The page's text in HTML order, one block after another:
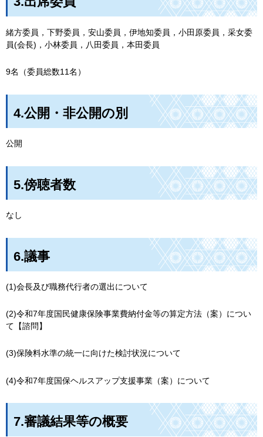
緒方委員，下野委員，安山委員，伊地知委員，小田原委員，采女委
員(会長)，小林委員，八田委員，本田委員
9名（委員総数11名）
4.公開・非公開の別
公開
5.傍聴者数
なし
6.議事
(1)会長及び職務代行者の選出について
(2)令和7年度国民健康保険事業費納付金等の算定方法（案）につい
て【諮問】
(3)保険料水準の統一に向けた検討状況について
(4)令和7年度国保ヘルスアップ支援事業（案）について
7.審議結果等の概要